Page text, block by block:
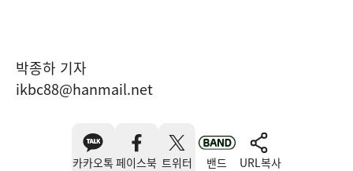
박종하 기자
ikbc88@hanmail.net
카카오톡 페이스북 트위터 밴드 URL복사